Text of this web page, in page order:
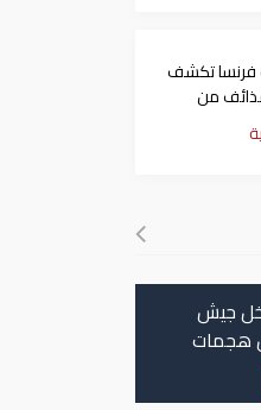
فرنسا تكشف
من
جيش
هجمات
في